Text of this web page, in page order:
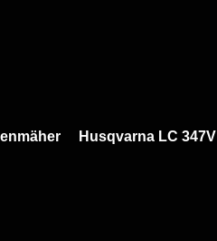
Husqvarna LC 347V